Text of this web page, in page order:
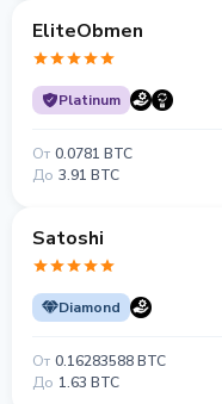
EliteObmen
Platinum
От 0.0781 BTC
До 3.91 BTC
Satoshi
Diamond
От 0.16283588 BTC
До 1.63 BTC